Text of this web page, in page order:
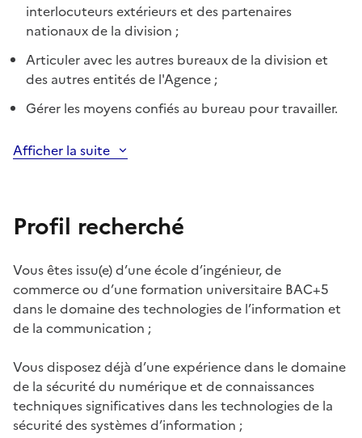
interlocuteurs extérieurs et des partenaires
nationaux de la division ;
Articuler avec les autres bureaux de la division et
des autres entités de l'Agence ;
Gérer les moyens confiés au bureau pour travailler.
Afficher la suite
Profil recherché
Vous êtes issu(e) d’une école d’ingénieur, de
commerce ou d’une formation universitaire BAC+5
dans le domaine des technologies de l’information et
de la communication ;
Vous disposez déjà d’une expérience dans le domaine
de la sécurité du numérique et de connaissances
techniques significatives dans les technologies de la
sécurité des systèmes d’information ;